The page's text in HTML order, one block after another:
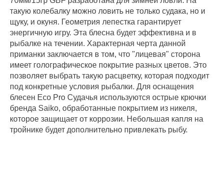
такую колебалку можно ловить не только судака, но и
щуку, и окуня. Геометрия лепестка гарантирует
энергичную игру. Эта блесна будет эффективна и в
рыбалке на течении. Характерная черта данной
приманки заключается в том, что "лицевая" сторона
имеет голографическое покрытие разных цветов. Это
позволяет выбрать такую расцветку, которая подходит
под конкретные условия рыбалки. Для оснащения
блесен Eco Pro Судачья используются острые крючки
бренда Saiko, обработанные покрытием из никеля,
которое защищает от коррозии. Небольшая капля на
тройнике будет дополнительно привлекать рыбу.